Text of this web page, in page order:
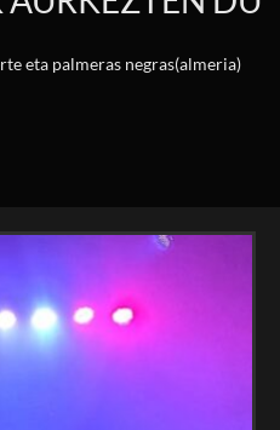
eta palmeras negras(almeria)